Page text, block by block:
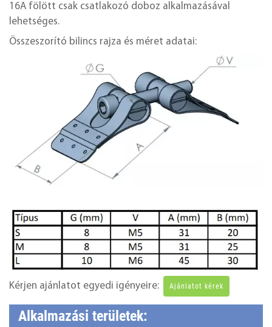
16A fölött csak csatlakozó doboz alkalmazásával
lehetséges.
Összeszorító bilincs rajza és méret adatai:
Kérjen ajánlatot egyedi igényeire: Ajánlatot kérek
Alkalmazási területek: